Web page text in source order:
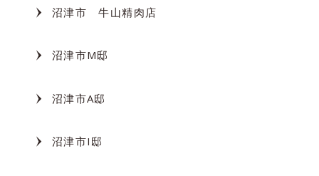
沼津市 牛山精肉店
沼津市M邸
沼津市A邸
沼津市I邸